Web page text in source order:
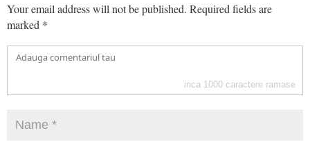
Your email address will not be published. Required fields are
marked *
inca 1000 caractere ramase